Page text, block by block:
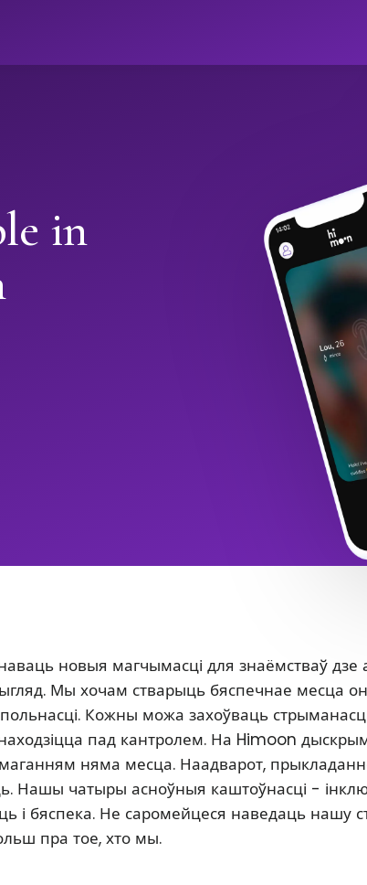
in
новыя магчымасці для знаёмстваў дзе
Мы хочам стварыць бяспечнае месца
Кожны можа захоўваць
пад кантролем. На Himoon
няма месца. Наадварот,
Нашы чатыры асноўныя каштоўнасці -
і бяспека. Не саромейцеся наведаць нашу
пра тое, хто мы.